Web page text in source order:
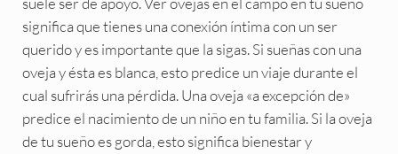
significa que tienes una conexión íntima con un ser
querido y es importante que la sigas. Si sueñas con una
oveja y ésta es blanca, esto predice un viaje durante el
cual sufrirás una pérdida. Una oveja «a excepción de»
predice el nacimiento de un niño en tu familia. Si la oveja
de tu sueño es gorda, esto significa bienestar y